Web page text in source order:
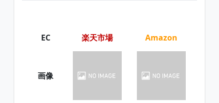
EC 楽天市場 Amazon
画像